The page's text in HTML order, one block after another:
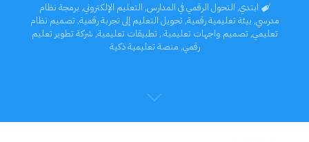
ابتدي, التحول الرقمي في المدارس, التعليم الإلكتروني, برمجة نظام
مدرسي, بيئة تعليمية رقمية, تحويل التعليم إلى تجربة رقمية, تصميم نظام
تعليمي, تصميم واجهات تعليمية., تطبيقات تعليمية, شركة تطوير تعليم
رقمي, منصة تعليمية ذكية